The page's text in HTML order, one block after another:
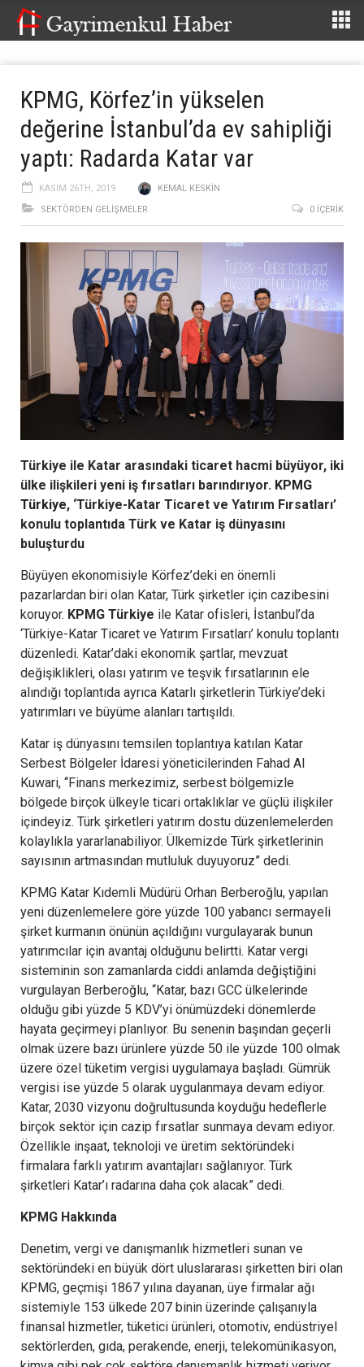
KPMG, Körfez’in yükselen
değerine İstanbul’da ev sahipliği
yaptı: Radarda Katar var
KASIM 26TH, 2019
KEMAL KESKIN
SEKTÖRDEN GELIŞMELER
0 İÇERIK
Türkiye ile Katar arasındaki ticaret hacmi büyüyor, iki
ülke ilişkileri yeni iş fırsatları barındırıyor. KPMG
Türkiye, ‘Türkiye-Katar Ticaret ve Yatırım Fırsatları’
konulu toplantıda Türk ve Katar iş dünyasını
buluşturdu
Büyüyen ekonomisiyle Körfez’deki en önemli
pazarlardan biri olan Katar, Türk şirketler için cazibesini
koruyor. KPMG Türkiye ile Katar ofisleri, İstanbul’da
‘Türkiye-Katar Ticaret ve Yatırım Fırsatları’ konulu toplantı
düzenledi. Katar’daki ekonomik şartlar, mevzuat
değişiklikleri, olası yatırım ve teşvik fırsatlarının ele
alındığı toplantıda ayrıca Katarlı şirketlerin Türkiye’deki
yatırımları ve büyüme alanları tartışıldı.
Katar iş dünyasını temsilen toplantıya katılan Katar
Serbest Bölgeler İdaresi yöneticilerinden Fahad Al
Kuwari, “Finans merkezimiz, serbest bölgemizle
bölgede birçok ülkeyle ticari ortaklıklar ve güçlü ilişkiler
içindeyiz. Türk şirketleri yatırım dostu düzenlemelerden
kolaylıkla yararlanabiliyor. Ülkemizde Türk şirketlerinin
sayısının artmasından mutluluk duyuyoruz” dedi.
KPMG Katar Kıdemli Müdürü Orhan Berberoğlu, yapılan
yeni düzenlemelere göre yüzde 100 yabancı sermayeli
şirket kurmanın önünün açıldığını vurgulayarak bunun
yatırımcılar için avantaj olduğunu belirtti. Katar vergi
sisteminin son zamanlarda ciddi anlamda değiştiğini
vurgulayan Berberoğlu, “Katar, bazı GCC ülkelerinde
olduğu gibi yüzde 5 KDV’yi önümüzdeki dönemlerde
hayata geçirmeyi planlıyor. Bu senenin başından geçerli
olmak üzere bazı ürünlere yüzde 50 ile yüzde 100 olmak
üzere özel tüketim vergisi uygulamaya başladı. Gümrük
vergisi ise yüzde 5 olarak uygulanmaya devam ediyor.
Katar, 2030 vizyonu doğrultusunda koyduğu hedeflerle
birçok sektör için cazip fırsatlar sunmaya devam ediyor.
Özellikle inşaat, teknoloji ve üretim sektöründeki
firmalara farklı yatırım avantajları sağlanıyor. Türk
şirketleri Katar’ı radarına daha çok alacak” dedi.
KPMG Hakkında
Denetim, vergi ve danışmanlık hizmetleri sunan ve
sektöründeki en büyük dört uluslararası şirketten biri olan
KPMG, geçmişi 1867 yılına dayanan, üye firmalar ağı
sistemiyle 153 ülkede 207 binin üzerinde çalışanıyla
finansal hizmetler, tüketici ürünleri, otomotiv, endüstriyel
sektörlerden, gıda, perakende, enerji, telekomünikasyon,